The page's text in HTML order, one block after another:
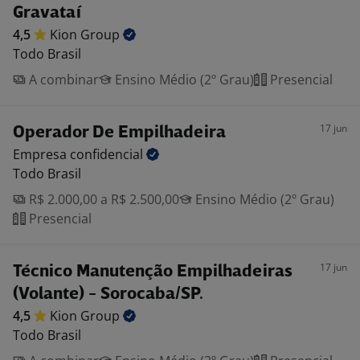
Gravataí
4,5 Kion Group
Todo Brasil
A combinar
Ensino Médio (2º Grau) Presencial
Operador De Empilhadeira 17 jun
Empresa confidencial
Todo Brasil
R$ 2.000,00 a R$ 2.500,00
Ensino Médio (2º Grau)
Presencial
Técnico Manutenção Empilhadeiras
(Volante) - Sorocaba/SP.
17 jun
4,5 Kion Group
Todo Brasil